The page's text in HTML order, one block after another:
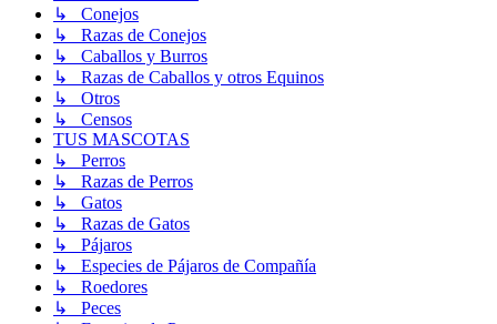
↳ Conejos
↳ Razas de Conejos
↳ Caballos y Burros
↳ Razas de Caballos y otros Equinos
↳ Otros
↳ Censos
TUS MASCOTAS
↳ Perros
↳ Razas de Perros
↳ Gatos
↳ Razas de Gatos
↳ Pájaros
↳ Especies de Pájaros de Compañía
↳ Roedores
↳ Peces